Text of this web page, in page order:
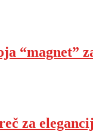
“magnet”
za